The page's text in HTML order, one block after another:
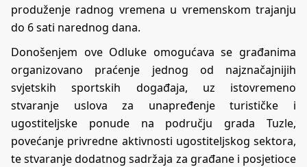
produženje radnog vremena u vremenskom trajanju
do 6 sati narednog dana.
Donošenjem ove Odluke omogućava se građanima
organizovano praćenje jednog od najznačajnijih
svjetskih sportskih događaja, uz istovremeno
stvaranje uslova za unapređenje turističke i
ugostiteljske ponude na području grada Tuzle,
povećanje privredne aktivnosti ugostiteljskog sektora,
te stvaranje dodatnog sadržaja za građane i posjetioce